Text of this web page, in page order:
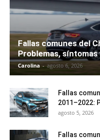
Fallas comunes del
Problemas,
Carolina - agosto 6, 2026
Fallas
2011–2022:
agosto 5, 2026
Fallas